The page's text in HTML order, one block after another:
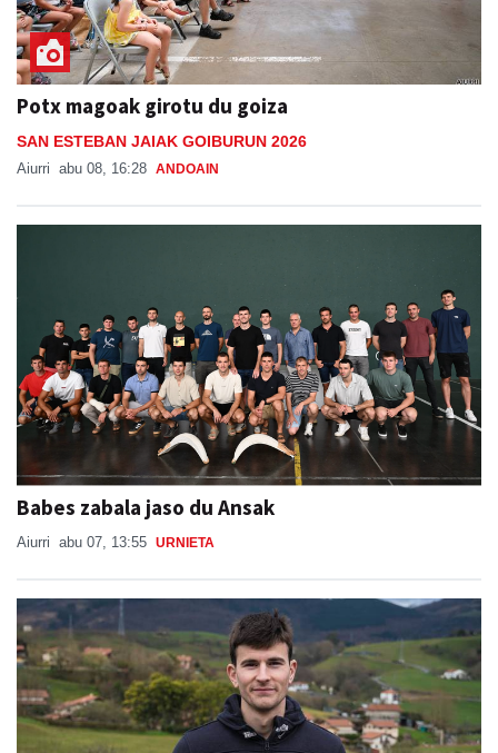
Potx magoak girotu du goiza
SAN ESTEBAN JAIAK GOIBURUN 2026
Aiurri abu 08, 16:28 ANDOAIN
Babes zabala jaso du Ansak
Aiurri abu 07, 13:55 URNIETA